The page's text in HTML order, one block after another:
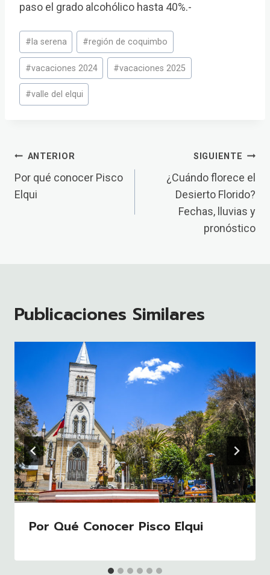
paso el grado alcohólico hasta 40%.-
Etiquetas
de
la
entrada:
# la serena #región de coquimbo
#vacaciones 2024 #vacaciones 2025
#valle del elqui
Navegación
De
Entradas
ANTERIOR
Por qué conocer Pisco
Elqui
SIGUIENTE
¿Cuándo florece el
Desierto Florido?
Fechas, lluvias y
pronóstico
Publicaciones Similares
Por Qué Conocer Pisco Elqui